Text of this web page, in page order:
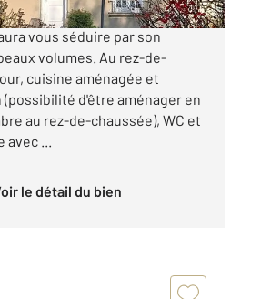
JACQUES, cette maison
vous séduire par son
volumes. Au rez-de-
cuisine aménagée et
(possibilité d'être aménager en
au rez-de-chaussée), WC et
...
Voir le détail du bien